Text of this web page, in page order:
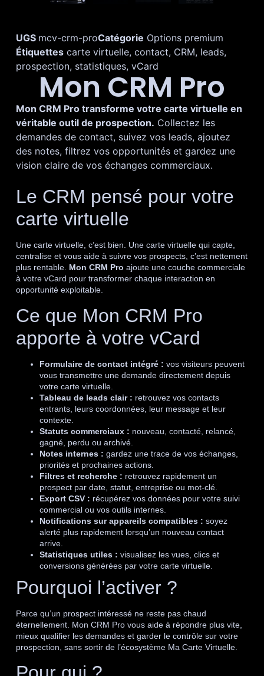
UGS mcv-crm-proCatégorie Options premium
Étiquettes carte virtuelle, contact, CRM, leads,
prospection, statistiques, vCard
Mon CRM Pro
Mon CRM Pro transforme votre carte virtuelle en
véritable outil de prospection. Collectez les
demandes de contact, suivez vos leads, ajoutez
des notes, filtrez vos opportunités et gardez une
vision claire de vos échanges commerciaux.
Le CRM pensé pour votre
carte virtuelle
Une carte virtuelle, c’est bien. Une carte virtuelle qui capte,
centralise et vous aide à suivre vos prospects, c’est nettement
plus rentable. Mon CRM Pro ajoute une couche commerciale
à votre vCard pour transformer chaque interaction en
opportunité exploitable.
Ce que Mon CRM Pro
apporte à votre vCard
Formulaire de contact intégré : vos visiteurs peuvent
vous transmettre une demande directement depuis
votre carte virtuelle.
Tableau de leads clair : retrouvez vos contacts
entrants, leurs coordonnées, leur message et leur
contexte.
Statuts commerciaux : nouveau, contacté, relancé,
gagné, perdu ou archivé.
Notes internes : gardez une trace de vos échanges,
priorités et prochaines actions.
Filtres et recherche : retrouvez rapidement un
prospect par date, statut, entreprise ou mot-clé.
Export CSV : récupérez vos données pour votre suivi
commercial ou vos outils internes.
Notifications sur appareils compatibles : soyez
alerté plus rapidement lorsqu’un nouveau contact
arrive.
Statistiques utiles : visualisez les vues, clics et
conversions générées par votre carte virtuelle.
Pourquoi l’activer ?
Parce qu’un prospect intéressé ne reste pas chaud
éternellement. Mon CRM Pro vous aide à répondre plus vite,
mieux qualifier les demandes et garder le contrôle sur votre
prospection, sans sortir de l’écosystème Ma Carte Virtuelle.